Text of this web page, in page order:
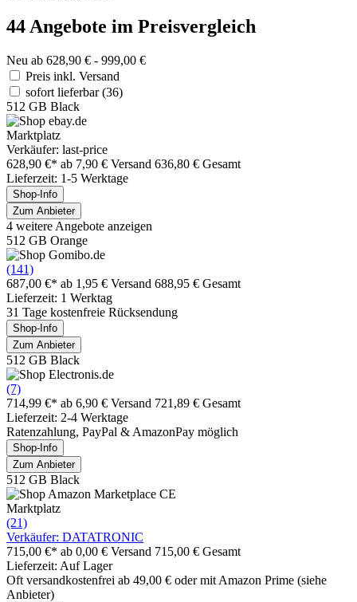
44 Angebote im Preisvergleich
Neu ab 628,90 € - 999,00 €
Preis inkl. Versand
sofort lieferbar(36)
512 GB Black
Marktplatz
Verkäufer: last-price
628,90 €* ab 7,90 € Versand 636,80 € Gesamt
Lieferzeit: 1-5 Werktage
Shop-Info
Zum Anbieter
4 weitere Angebote anzeigen
512 GB Orange
(141)
687,00 €* ab 1,95 € Versand 688,95 € Gesamt
Lieferzeit: 1 Werktag
31 Tage kostenfreie Rücksendung
Shop-Info
Zum Anbieter
512 GB Black
(7)
714,99 €* ab 6,90 € Versand 721,89 € Gesamt
Lieferzeit: 2-4 Werktage
Ratenzahlung, PayPal & AmazonPay möglich
Shop-Info
Zum Anbieter
512 GB Black
Marktplatz
(21)
Verkäufer: DATATRONIC
715,00 €* ab 0,00 € Versand 715,00 € Gesamt
Lieferzeit: Auf Lager
Oft versandkostenfrei ab 49,00 € oder mit Amazon Prime (siehe
Anbieter)